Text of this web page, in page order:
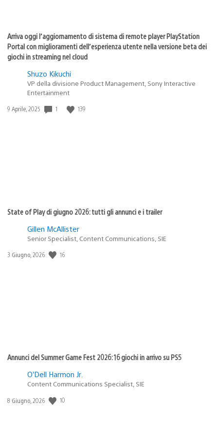
Arriva oggi l’aggiornamento di sistema di remote player PlayStation
Portal con miglioramenti dell’esperienza utente nella versione beta dei
giochi in streaming nel cloud
Shuzo Kikuchi
VP della divisione Product Management, Sony Interactive
Entertainment
Data
9 Aprile, 2025 1 139
State of Play di giugno 2026: tutti gli annunci e i trailer
Gillen McAllister
Senior Specialist, Content Communications, SIE
Data
3 Giugno, 2026 16
Annunci del Summer Game Fest 2026: 16 giochi in arrivo su PS5
O’Dell Harmon Jr.
Content Communications Specialist, SIE
Data
8 Giugno, 2026 10